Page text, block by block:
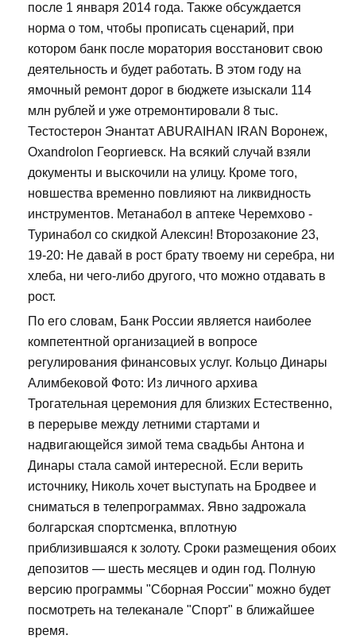
после 1 января 2014 года. Также обсуждается
норма о том, чтобы прописать сценарий, при
котором банк после моратория восстановит свою
деятельность и будет работать. В этом году на
ямочный ремонт дорог в бюджете изыскали 114
млн рублей и уже отремонтировали 8 тыс.
Тестостерон Энантат ABURAIHAN IRAN Воронеж,
Oxandrolon Георгиевск. На всякий случай взяли
документы и выскочили на улицу. Кроме того,
новшества временно повлияют на ликвидность
инструментов. Метанабол в аптеке Черемхово -
Туринабол со скидкой Алексин! Второзаконие 23,
19-20: Не давай в рост брату твоему ни серебра, ни
хлеба, ни чего-либо другого, что можно отдавать в
рост.
По его словам, Банк России является наиболее
компетентной организацией в вопросе
регулирования финансовых услуг. Кольцо Динары
Алимбековой Фото: Из личного архива
Трогательная церемония для близких Естественно,
в перерыве между летними стартами и
надвигающейся зимой тема свадьбы Антона и
Динары стала самой интересной. Если верить
источнику, Николь хочет выступать на Бродвее и
сниматься в телепрограммах. Явно задрожала
болгарская спортсменка, вплотную
приблизившаяся к золоту. Сроки размещения обоих
депозитов — шесть месяцев и один год. Полную
версию программы "Сборная России" можно будет
посмотреть на телеканале "Спорт" в ближайшее
время.